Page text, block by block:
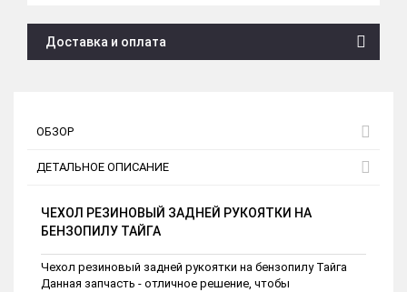
Доставка и оплата
ОБЗОР
ДЕТАЛЬНОЕ ОПИСАНИЕ
ЧЕХОЛ РЕЗИНОВЫЙ ЗАДНЕЙ РУКОЯТКИ НА
БЕНЗОПИЛУ ТАЙГА
Чехол резиновый задней рукоятки на бензопилу Тайга
Данная запчасть - отличное решение, чтобы